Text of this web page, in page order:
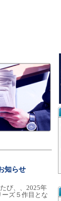
知らせ
び、、2025年
ズ５作目とな